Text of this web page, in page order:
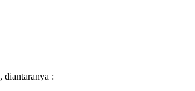
diantaranya :